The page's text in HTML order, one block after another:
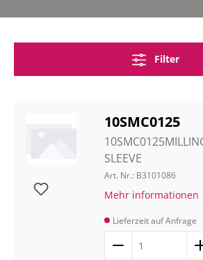
Filter
10SMC0125
SLEEVE
Art. Nr.: B3101086
Mehr informationen
Lieferzeit auf Anfrage